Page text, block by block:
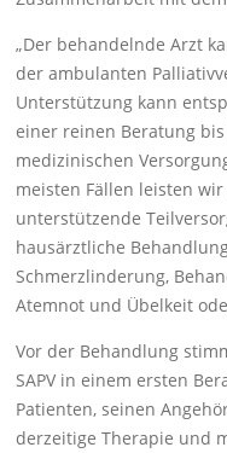
„Der behandelnde Arzt
der ambulanten
Unterstützung kann
einer reinen Beratung
medizinischen
meisten Fällen leisten
unterstützende
hausärztliche
Schmerzlinderung,
Atemnot und Übelkeit
Vor der Behandlung
SAPV in einem ersten
Patienten, seinen
derzeitige Therapie und